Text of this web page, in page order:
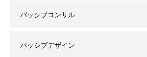
パッシブコンサル
パッシブデザイン